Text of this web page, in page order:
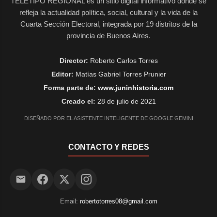
extraño. Aunque inmolen víctimas
en mi honor y coman la carne, al
Señor no le agradan. Tiene
presente sus culpas y castigará
Egipto.» Palabra de Dios Salmo Sal
113B,3-4.5-6.7ab-8.9-10 R/. Israel
confía en el Señor Nuestro Dios
está en el cielo, lo que quiere lo
plata y oro, hech...
refleja la actualidad política, social, cultural y la vida de la
Cuarta Sección Electoral, integrada por 19 distritos de la
provincia de Buenos Aires.
Director: Roberto Carlos Torres
Editor: Matías Gabriel Torres Prunier
Forma parte de: www.juninhistoria.com
Creado el: 28 de julio de 2021
DISEÑADO POR EL ASISTENTE INTELIGENTE DE GOOGLE GEMINI
CONTACTO Y REDES
Email: robertotorres08@gmail.com